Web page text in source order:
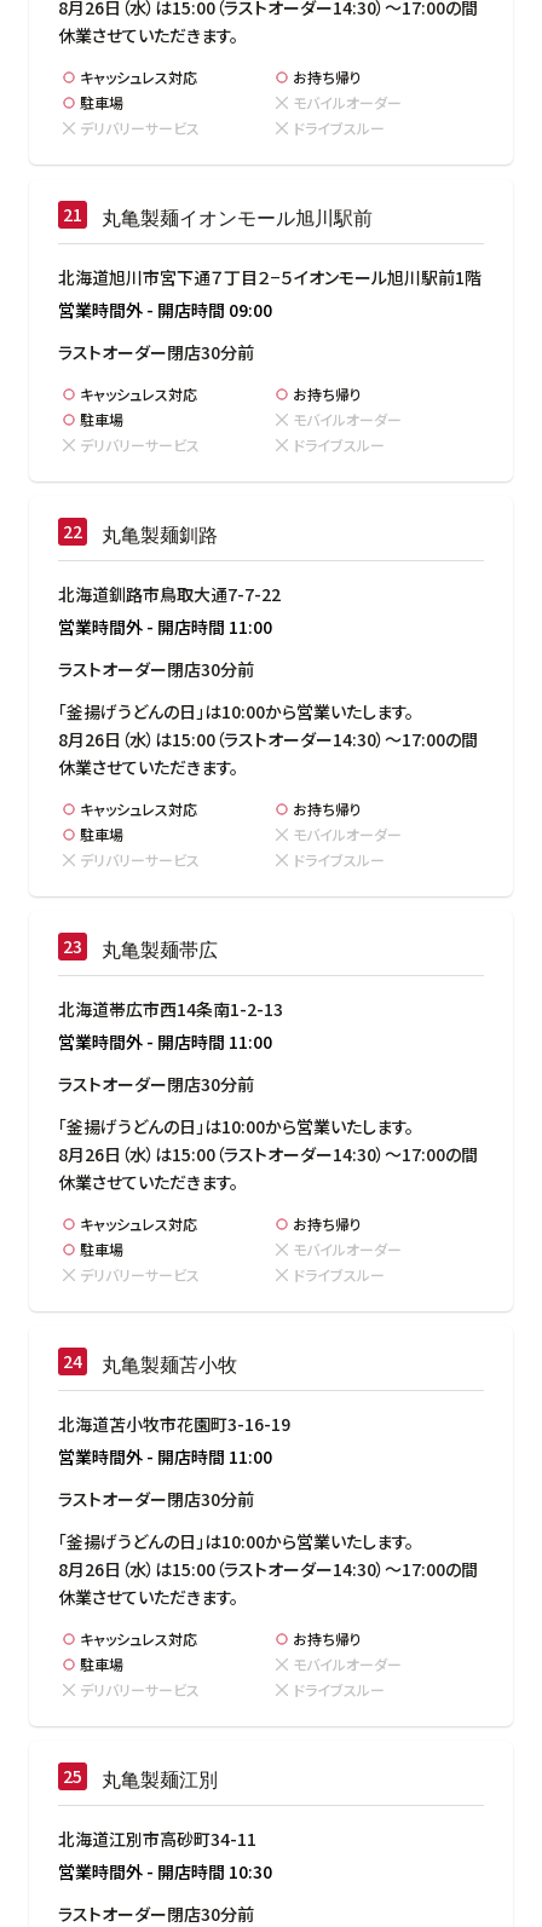
8月26日（水）は15:00（ラストオーダー14:30）～17:00の間
休業させていただきます。
キャッシュレス対応
お持ち帰り
駐車場
モバイルオーダー
デリバリーサービス
ドライブスルー
丸亀製麺イオンモール旭川駅前
北海道旭川市宮下通７丁目２−５イオンモール旭川駅前1階
営業時間外 - 開店時間 09:00
ラストオーダー閉店30分前
キャッシュレス対応
お持ち帰り
駐車場
モバイルオーダー
デリバリーサービス
ドライブスルー
丸亀製麺釧路
北海道釧路市鳥取大通7-7-22
営業時間外 - 開店時間 11:00
ラストオーダー閉店30分前
「釜揚げうどんの日」は10:00から営業いたします。
8月26日（水）は15:00（ラストオーダー14:30）～17:00の間
休業させていただきます。
キャッシュレス対応
お持ち帰り
駐車場
モバイルオーダー
デリバリーサービス
ドライブスルー
丸亀製麺帯広
北海道帯広市西14条南1-2-13
営業時間外 - 開店時間 11:00
ラストオーダー閉店30分前
「釜揚げうどんの日」は10:00から営業いたします。
8月26日（水）は15:00（ラストオーダー14:30）～17:00の間
休業させていただきます。
キャッシュレス対応
お持ち帰り
駐車場
モバイルオーダー
デリバリーサービス
ドライブスルー
丸亀製麺苫小牧
北海道苫小牧市花園町3-16-19
営業時間外 - 開店時間 11:00
ラストオーダー閉店30分前
「釜揚げうどんの日」は10:00から営業いたします。
8月26日（水）は15:00（ラストオーダー14:30）～17:00の間
休業させていただきます。
キャッシュレス対応
お持ち帰り
駐車場
モバイルオーダー
デリバリーサービス
ドライブスルー
丸亀製麺江別
北海道江別市高砂町34-11
営業時間外 - 開店時間 10:30
ラストオーダー閉店30分前